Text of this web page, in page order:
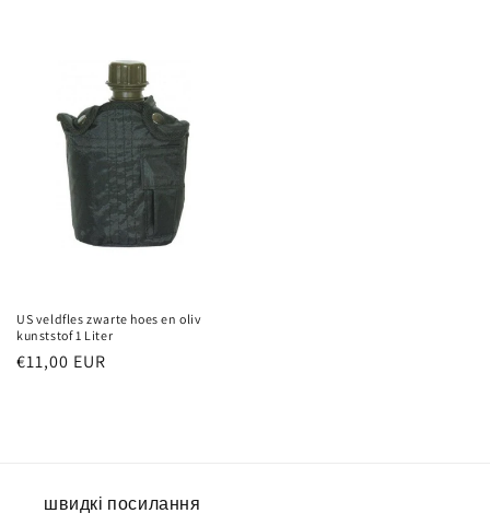
US veldfles zwarte hoes en oliv
kunststof 1 Liter
Normale
€11,00 EUR
швидкі посилання